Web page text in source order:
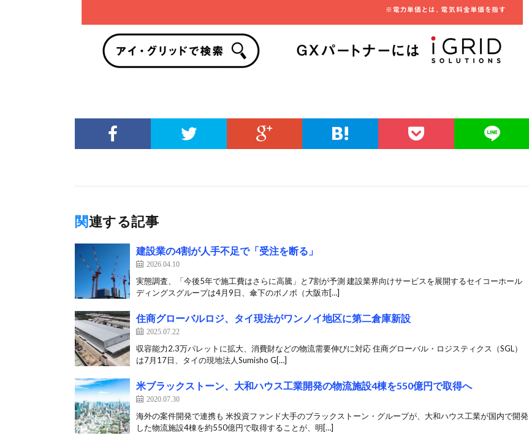
関連する記事
建設業の4割が人手不足で「受注を断る」
2026.04.10
実態調査、「今後5年で施工費はさらに高騰」と7割が予測 建設業界向けサービスを展開するセイコーホール
ディングスグループは4月9日、傘下のボノボ（大阪市[…]
住商グローバルロジ、タイ現法がワンノイ地区に第二倉庫新設
2025.07.22
収容能力2.3万パレットに拡大、消費財などの物流需要伸びに対応 住商グローバル・ロジスティクス（SGL）
は7月17日、タイの現地法人Sumisho G[…]
米ブラックストーン、大和ハウス工業開発の物流施設4棟を550億円で取得へ
2020.07.30
海外の案件開発で連携も 米投資ファンド大手のブラックストーン・グループが、大和ハウス工業が国内で開発
した物流施設4棟を約550億円で取得することが、明[…]